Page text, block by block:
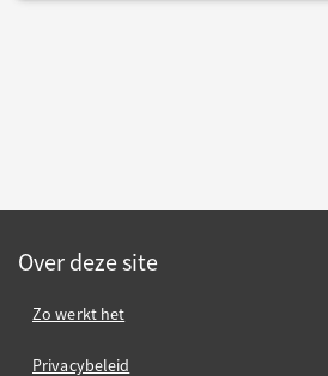
Over deze site
Zo werkt het
Privacybeleid